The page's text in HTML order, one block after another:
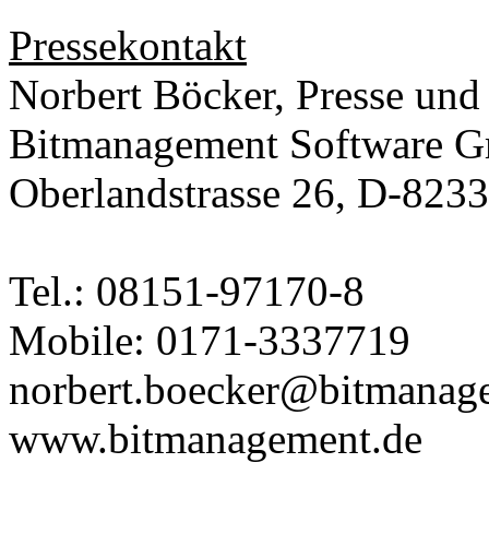
Pressekontakt
Norbert Böcker, Presse
Bitmanagement Software
Oberlandstrasse 26, D-
Tel.: 08151-97170-8
Mobile: 0171-3337719
www.bitmanagement.de